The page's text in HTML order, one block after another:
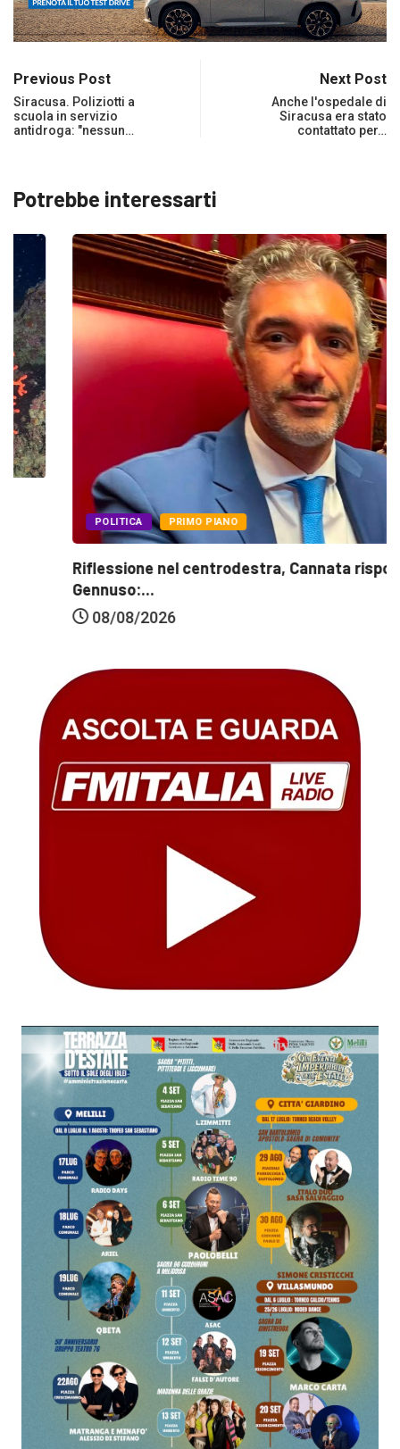
Previous Post
Siracusa. Poliziotti a
scuola in servizio
antidroga: "nessun…
Next Post
Anche l'ospedale di
Siracusa era stato
contattato per…
Potrebbe interessarti
PRIMO PIANO
Riflessione nel centrodestra, Cannata risponde a
Gennuso:...
08/08/2026